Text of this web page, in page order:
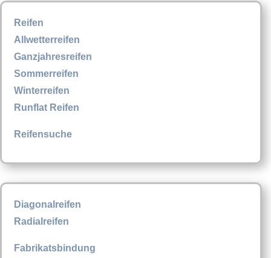
Reifen
Allwetterreifen
Ganzjahresreifen
Sommerreifen
Winterreifen
Runflat Reifen
Reifensuche
Diagonalreifen
Radialreifen
Fabrikatsbindung